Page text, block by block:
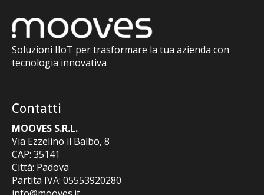
Soluzioni IIoT per trasformare la tua azienda con
tecnologia innovativa
Contatti
MOOVES S.R.L.
Via Ezzelino il Balbo, 8
CAP: 35141
Città: Padova
Partita IVA: 05553920280